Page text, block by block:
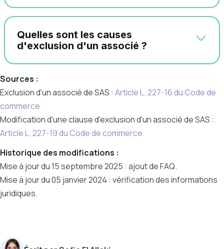
Quelles sont les causes
d'exclusion d'un associé ?
Sources :
Exclusion d'un associé de SAS : Article L. 227-16 du Code de
commerce
Modification d'une clause d'exclusion d'un associé de SAS :
Article L. 227-19 du Code de commerce
Historique des modifications :
Mise à jour du 15 septembre 2025 : ajout de FAQ.
Mise à jour du 05 janvier 2024 : vérification des informations
juridiques.